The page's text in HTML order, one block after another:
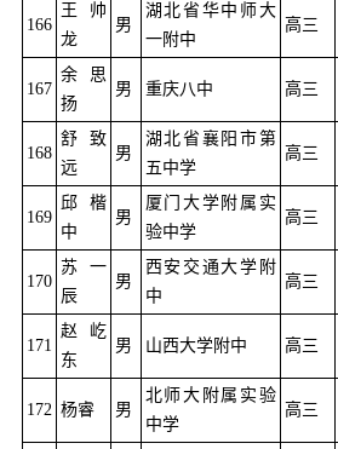
166
王帅
龙
男
湖北省华中师大
一附中
高三
167
余思
扬
男 重庆八中 高三
168
舒致
远
男
湖北省襄阳市第
五中学
高三
169
邱楷
中
男
厦门大学附属实
验中学
高三
170
苏一
辰
男
西安交通大学附
中
高三
171
赵屹
东
男 山西大学附中 高三
172 杨睿 男
北师大附属实验
中学
高三